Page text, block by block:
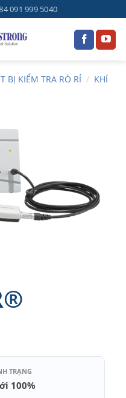
091 999 5040
BỊ KIỂM TRA RÒ RỈ / KHÍ
TRẠNG
100%